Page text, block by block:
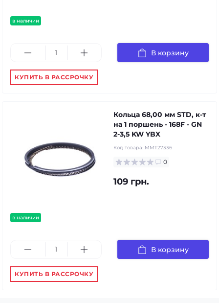
в наличии
В корзину
КУПИТЬ В РАССРОЧКУ
в наличии
Кольца 68,00 мм STD, к-т
на 1 поршень - 168F - GN
2-3,5 KW YBX
Код товара: MMT27336
0
109 грн.
В корзину
КУПИТЬ В РАССРОЧКУ